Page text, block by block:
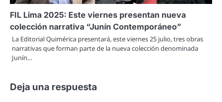
FIL Lima 2025: Este viernes presentan nueva
colección narrativa “Junín Contemporáneo”
La Editorial Quimérica presentará, este viernes 25 julio, tres obras
narrativas que forman parte de la nueva colección denominada
Junín…
Deja una respuesta